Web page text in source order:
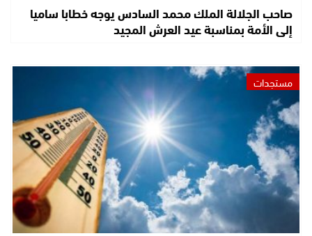
صاحب الجلالة الملك محمد السادس يوجه خطابا ساميا
إلى الأمة بمناسبة عيد العرش المجيد
مستجدات